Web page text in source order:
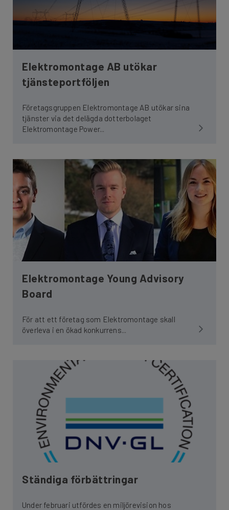
Elektromontage AB utökar
tjänsteportföljen
Företagsgruppen Elektromontage AB utökar sina
tjänster via det delägda dotterbolaget
Elektromontage Power...
Elektromontage Young Advisory
Board
För att ett företag som Elektromontage skall
överleva i en ökad konkurrens...
Ständiga förbättringar
Under februari utfördes en miljörevision hos